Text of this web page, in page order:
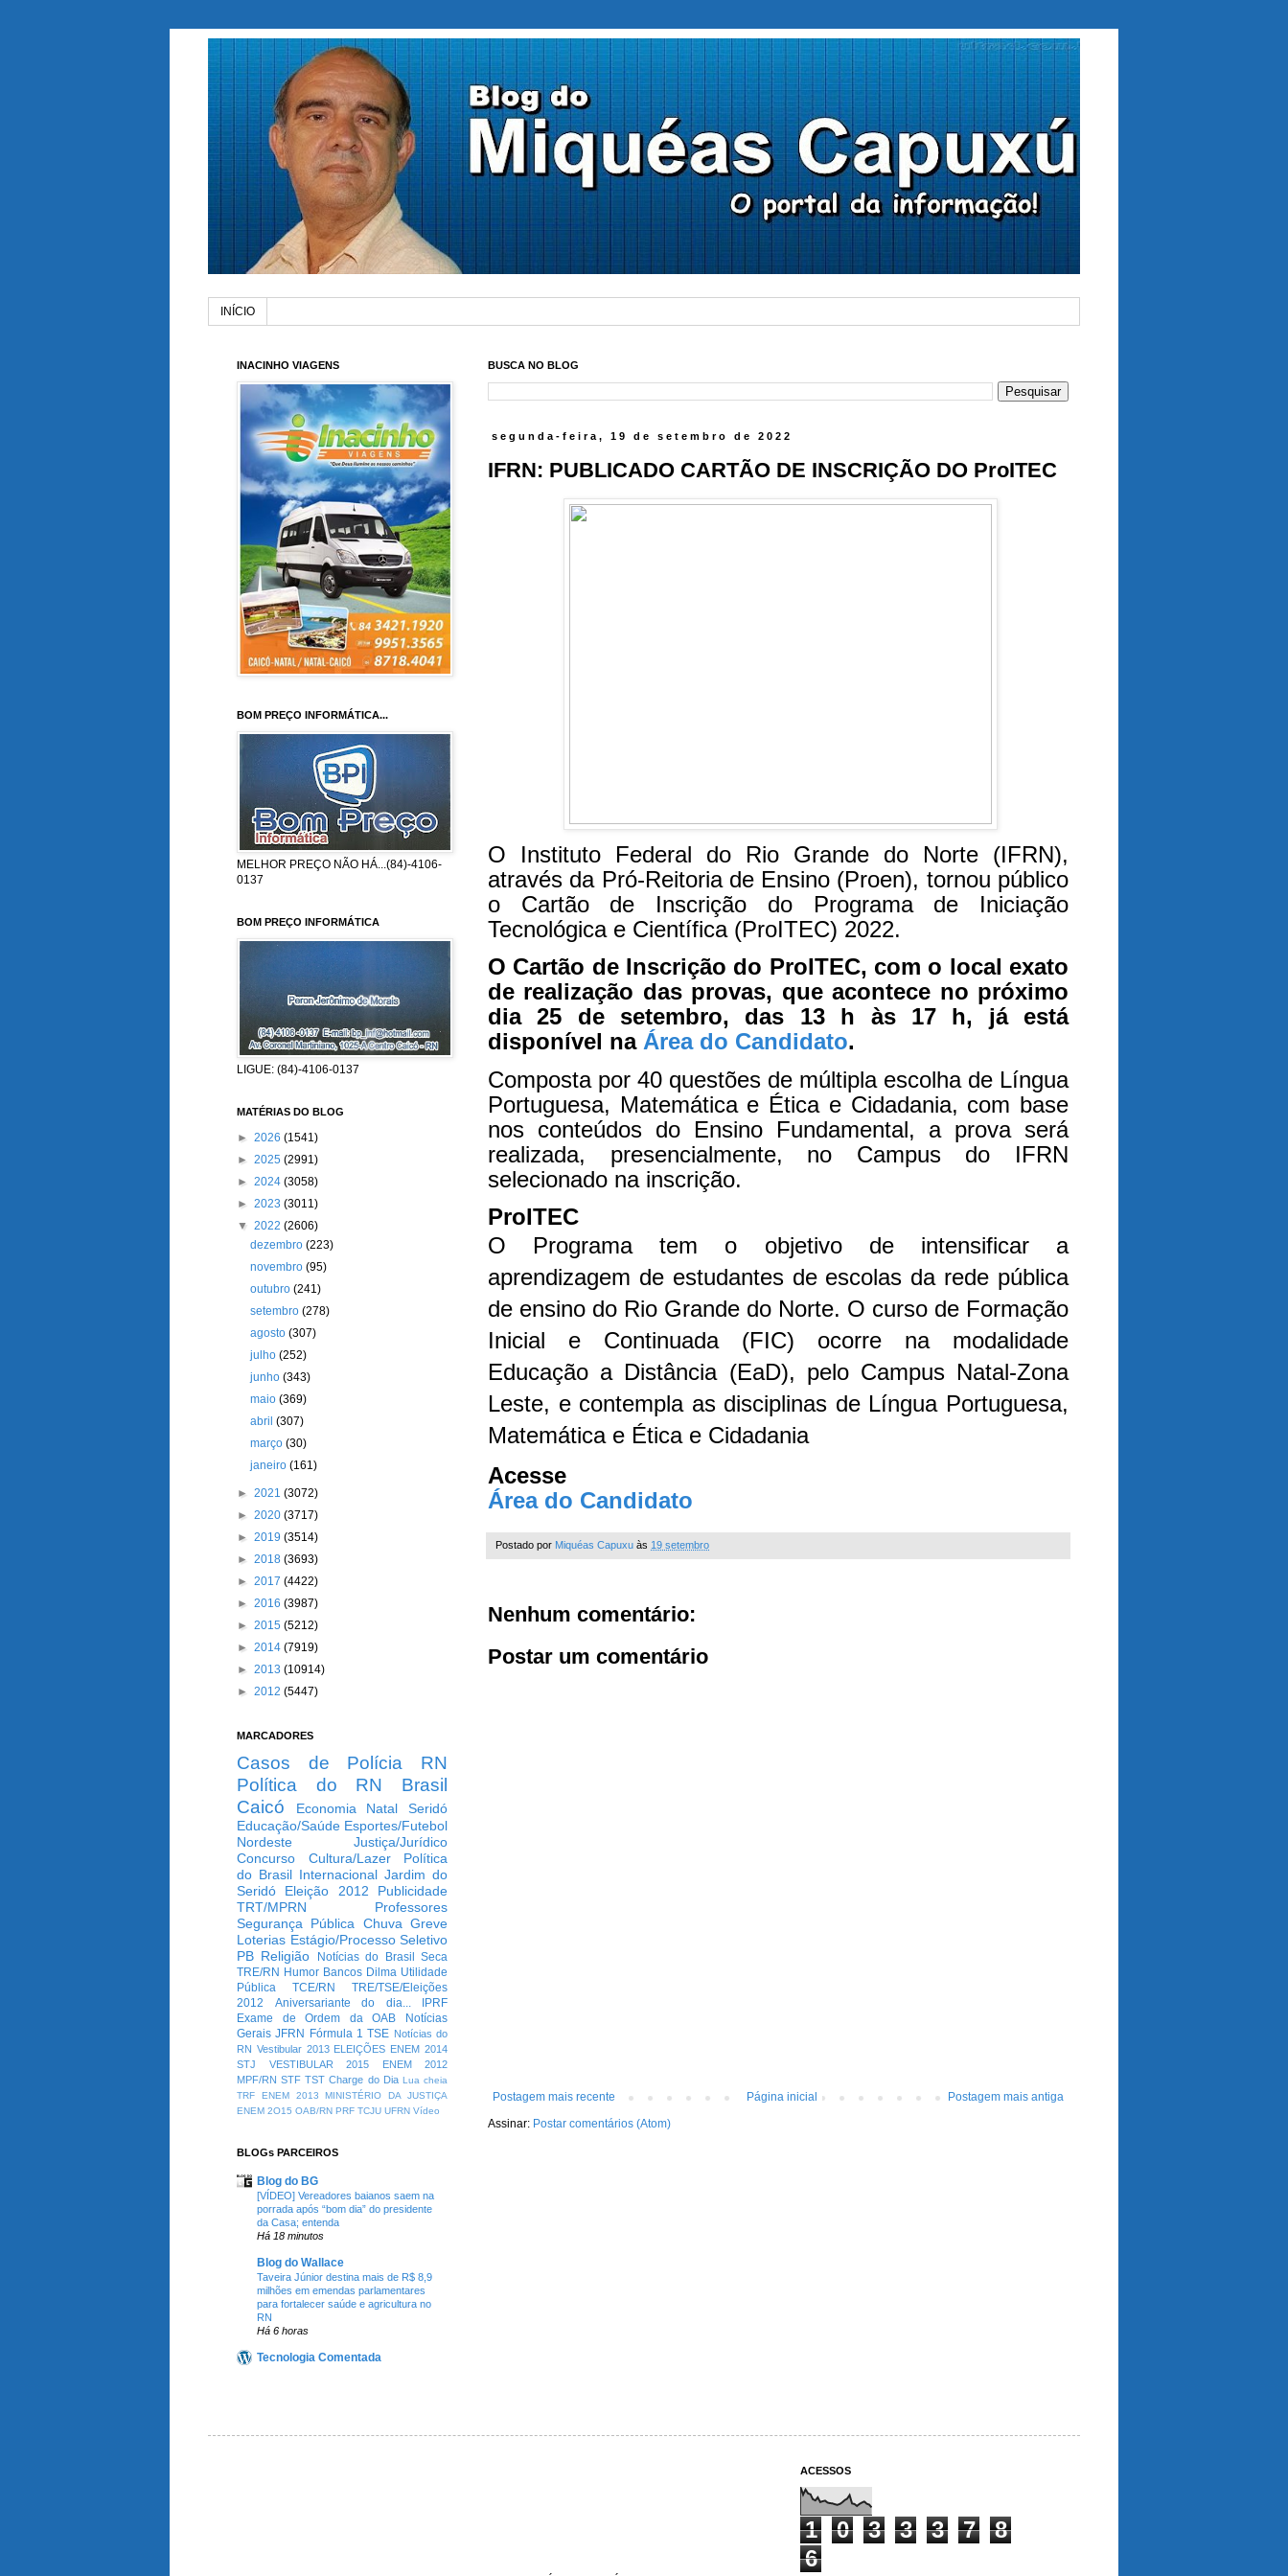
INÍCIO
BUSCA NO BLOG
segunda-feira, 19 de setembro de 2022
IFRN: PUBLICADO CARTÃO DE INSCRIÇÃO DO ProITEC
O Instituto Federal do Rio Grande do Norte (IFRN),
através da Pró-Reitoria de Ensino (Proen), tornou público
o Cartão de Inscrição do Programa de Iniciação
Tecnológica e Científica (ProITEC) 2022.
O Cartão de Inscrição do ProITEC, com o local exato
de realização das provas, que acontece no próximo
dia 25 de setembro, das 13 h às 17 h, já está
disponível na Área do Candidato.
Composta por 40 questões de múltipla escolha de Língua
Portuguesa, Matemática e Ética e Cidadania, com base
nos conteúdos do Ensino Fundamental, a prova será
realizada, presencialmente, no Campus do IFRN
selecionado na inscrição.
ProITEC
O Programa tem o objetivo de intensificar a
aprendizagem de estudantes de escolas da rede pública
de ensino do Rio Grande do Norte. O curso de Formação
Inicial e Continuada (FIC) ocorre na modalidade
Educação a Distância (EaD), pelo Campus Natal-Zona
Leste, e contempla as disciplinas de Língua Portuguesa,
Matemática e Ética e Cidadania
Acesse
Área do Candidato
Postado por Miquéas Capuxu às 19 setembro
Nenhum comentário:
Postar um comentário
Postagem mais recente Postagem mais antiga
Página inicial
Assinar: Postar comentários (Atom)
INACINHO VIAGENS
BOM PREÇO INFORMÁTICA...
MELHOR PREÇO NÃO HÁ...(84)-4106-
0137
BOM PREÇO INFORMÁTICA
LIGUE: (84)-4106-0137
MATÉRIAS DO BLOG
► 2026 (1541)
► 2025 (2991)
► 2024 (3058)
► 2023 (3011)
▼ 2022 (2606)
dezembro(223)
novembro(95)
outubro(241)
setembro(278)
agosto(307)
julho(252)
junho(343)
maio(369)
abril(307)
março(30)
janeiro(161)
► 2021 (3072)
► 2020 (3717)
► 2019 (3514)
► 2018 (3693)
► 2017 (4422)
► 2016 (3987)
► 2015 (5212)
► 2014 (7919)
► 2013 (10914)
► 2012 (5447)
MARCADORES
Casos de Polícia
RN
Política do RN
Brasil
Caicó
Economia Natal
Seridó
Educação/Saúde Esportes/Futebol
Nordeste
Justiça/Jurídico
Concurso
Cultura/Lazer
Política
do Brasil Internacional Jardim do
Seridó
Eleição 2012
Publicidade
TRT/MPRN
Professores
Segurança Pública Chuva Greve
Loterias Estágio/Processo Seletivo
PB Religião Notícias do Brasil
Seca
TRE/RN Humor Bancos Dilma Utilidade
Pública
TCE/RN
TRE/TSE/Eleições
2012
Aniversariante do dia...
IPRF
Exame de Ordem da OAB
Notícias
Gerais JFRN Fórmula 1 TSE Notícias do
RN Vestibular 2013 ELEIÇÕES ENEM 2014
STJ
VESTIBULAR 2015
ENEM 2012
MPF/RN STF TST Charge do Dia Lua cheia
TRF
ENEM 2013
MINISTÉRIO DA JUSTIÇA
ENEM 2O15 OAB/RN PRF TCJU UFRN Vídeo
BLOGs PARCEIROS
Blog do BG
[VÍDEO] Vereadores baianos saem na
porrada após “bom dia” do presidente
da Casa; entenda
Há 18 minutos
Blog do Wallace
Taveira Júnior destina mais de R$ 8,9
milhões em emendas parlamentares
para fortalecer saúde e agricultura no
RN
Há 6 horas
Tecnologia Comentada
ACESSOS
1 0 3 3 3 7
8
6